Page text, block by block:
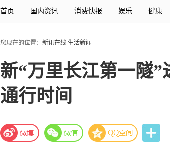
首页 国内资讯 消费快报 娱乐 健康
您现在的位置： 新讯在线 生活新闻
新“万里长江第一隧
通行时间